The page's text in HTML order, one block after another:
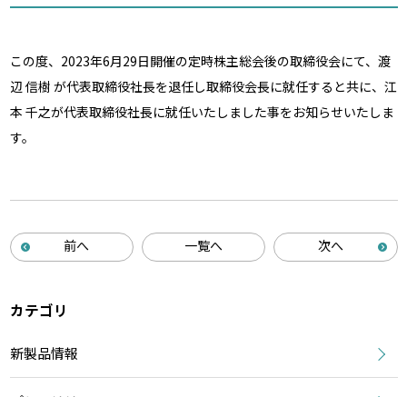
この度、2023年6月29日開催の定時株主総会後の取締役会にて、渡
辺 信樹 が代表取締役社長を退任し取締役会長に就任すると共に、江
本 千之が代表取締役社長に就任いたしました事をお知らせいたしま
す。
前へ 一覧へ 次へ
カテゴリ
新製品情報